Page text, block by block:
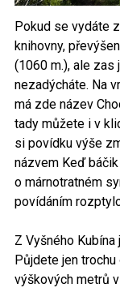
Pokud se vydáte
knihovny,
(1060 m.), ale zas
nezadýcháte. Na
má zde název
tady můžete i v
si povídku výše
názvem Keď
o márnotratném
povídáním
Z Vyšného
Půjdete jen
výškových metrů